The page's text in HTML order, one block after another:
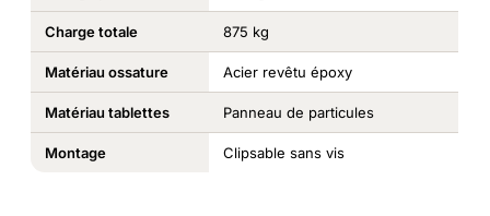
Charge totale 875 kg
Matériau ossature Acier revêtu époxy
Matériau tablettes Panneau de particules
Montage Clipsable sans vis